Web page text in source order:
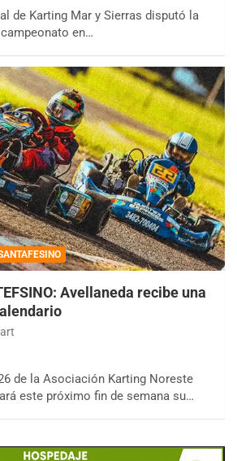
de Karting Mar y Sierras disputó la
en…
Avellaneda recibe una
de la Asociación Karting Noreste
este próximo fin de semana su…